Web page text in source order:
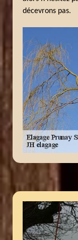
décevrons pas.